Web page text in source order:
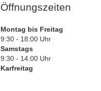
Öffnungszeiten
Montag bis Freitag
9:30 - 18:00 Uhr
Samstags
9:30 - 14:00 Uhr
Karfreitag